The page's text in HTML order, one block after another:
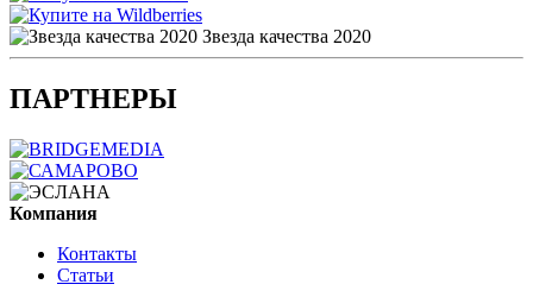
Звезда качества 2020
ПАРТНЕРЫ
Компания
Контакты
Статьи